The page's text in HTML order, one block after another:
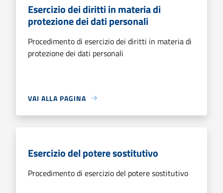
Esercizio dei diritti in materia di
protezione dei dati personali
Procedimento di esercizio dei diritti in materia di
protezione dei dati personali
VAI ALLA PAGINA
Esercizio del potere sostitutivo
Procedimento di esercizio del potere sostitutivo